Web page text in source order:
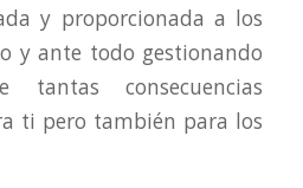
y proporcionada a los
y ante todo gestionando
consecuencias
ti pero también para los